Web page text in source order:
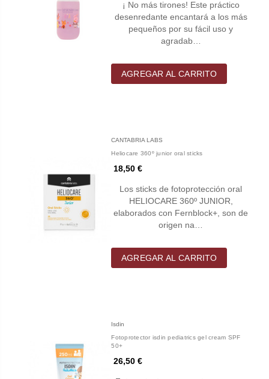
¡ No más tirones! Este práctico
desenredante encantará a los más
pequeños por su fácil uso y
agradab…
AGREGAR AL CARRITO
CANTABRIA LABS
Heliocare 360º junior oral sticks
18,50 €
Los sticks de fotoprotección oral
HELIOCARE 360º JUNIOR,
elaborados con Fernblock+, son de
origen na…
AGREGAR AL CARRITO
Isdin
Fotoprotector isdin pediatrics gel cream SPF
50+
26,50 €